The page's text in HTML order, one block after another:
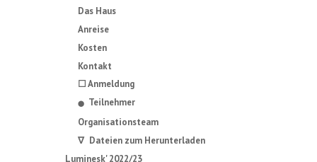
Das Haus
Anreise
Kosten
Kontakt
☐ Anmeldung
⬤
Teilnehmer
Organisationsteam
∇ Dateien zum Herunterladen
Luminesk' 2022/23